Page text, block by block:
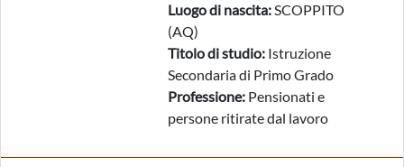
Luogo di nascita:SCOPPITO
(AQ)
Titolo di studio: Istruzione
Secondaria di Primo Grado
Professione: Pensionati e
persone ritirate dal lavoro